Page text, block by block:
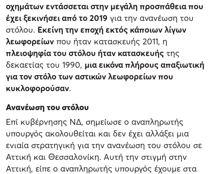
οχημάτων εντάσσεται στην μεγάλη προσπάθεια που
έχει ξεκινήσει από το 2019 για την ανανέωση του
στόλου. Εκείνη την εποχή εκτός κάποιων λίγων
λεωφορείων που ήταν κατασκευής 2011, η
πλειοψηφία του στόλου ήταν κατασκευής της
δεκαετίας του 1990, μια εικόνα πλήρους απαξιωτική
για τον στόλο των αστικών λεωφορείων που
κυκλοφορούσαν.
Ανανέωση του στόλου
Επί κυβέρνησης ΝΔ, σημείωσε ο αναπληρωτής
υπουργός ακολουθείται και δεν έχει αλλάξει μια
ενιαία στρατηγική για την ανανέωση του στόλου σε
Αττική και Θεσσαλονίκη. Αυτή την στιγμή στην
Αττική, είπε ο αναπληρωτής υπουργός έχουμε στα